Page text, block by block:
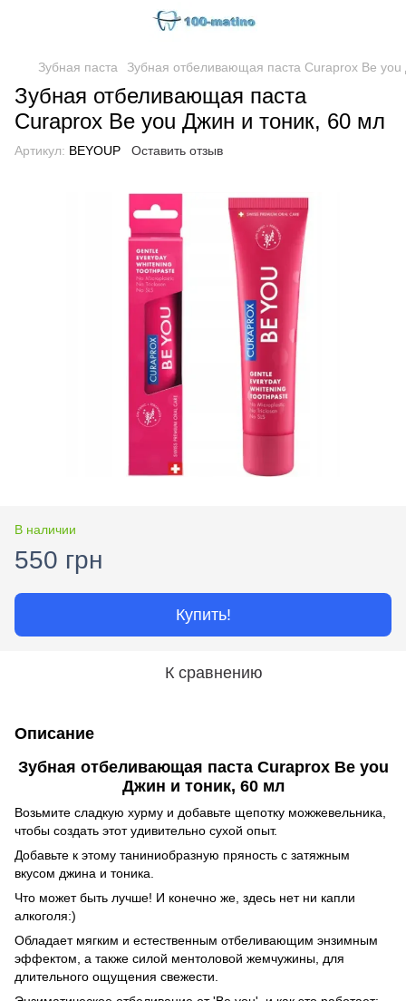
Зубная паста Зубная отбеливающая паста Curaprox Be
Зубная отбеливающая паста
Curaprox Be you Джин и тоник, 60 мл
Артикул: BEYOUP Оставить отзыв
В наличии
550 грн
Купить!
К сравнению
Описание
Зубная отбеливающая паста Curaprox Be you
Джин и тоник, 60 мл
Возьмите сладкую хурму и добавьте щепотку можжевельника,
чтобы создать этот удивительно сухой опыт.
Добавьте к этому таниниобразную пряность с затяжным
вкусом джина и тоника.
Что может быть лучше! И конечно же, здесь нет ни капли
алкоголя:)
Обладает мягким и естественным отбеливающим энзимным
эффектом, а также силой ментоловой жемчужины, для
длительного ощущения свежести.